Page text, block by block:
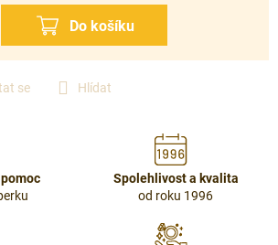
se Hlídat
Spolehlivost a kvalita
od roku 1996